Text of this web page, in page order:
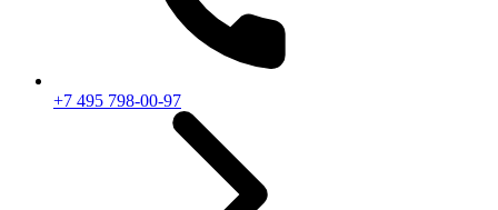
+7 495 798-00-97